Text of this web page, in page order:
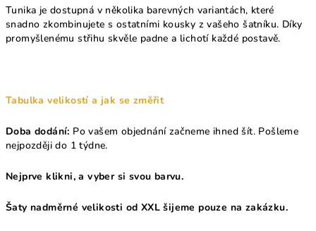
Tunika je dostupná v několika barevných variantách, které
snadno zkombinujete s ostatními kousky z vašeho šatníku. Díky
promyšlenému střihu skvěle padne a lichotí každé postavě.
Tabulka velikostí a jak se změřit
Doba dodání: Po vašem objednání začneme ihned šít. Pošleme
nejpozději do 1 týdne.
Nejprve klikni, a vyber si svou barvu.
Šaty nadměrné velikosti od XXL šijeme pouze na zakázku.